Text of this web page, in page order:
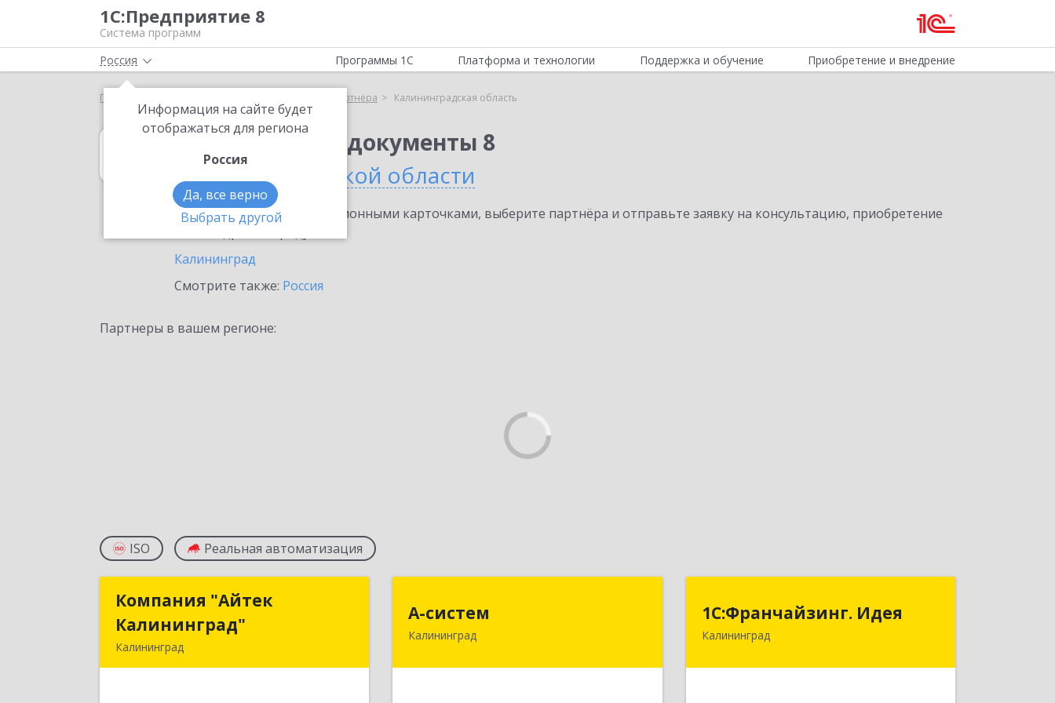
1С:Предприятие 8
Система программ
Россия
Информация на сайте будет
отображаться для региона
Россия
Да, все верно
Выбрать другой
Программы 1С Платформа и технологии Поддержка и обучение Приобретение и внедрение
Главная Выбор партнёра Калининградская область
1С:Платежные документы 8
в Калининградской области
Ознакомьтесь с информационными карточками, выберите партнёра и отправьте заявку на консультацию, приобретение
Калининград
Смотрите также: Россия
Партнеры в вашем регионе:
ISO Реальная автоматизация
Компания "Айтек
Калининград"
Калининград
Компания "Айтек
Калининград"
А-систем
Калининград236016, Калининградская обл,
1С:Франчайзинг. Идея
Калининград
1С:Франчайзинг. Идея
236039, Калининградская обл,